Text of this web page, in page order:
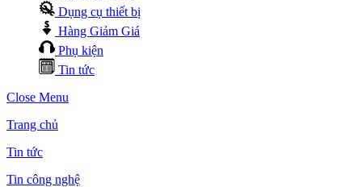
Dụng cụ thiết bị
Hàng Giảm Giá
Phụ kiện
Tin tức
Close Menu
Trang chủ
Tin tức
Tin công nghệ